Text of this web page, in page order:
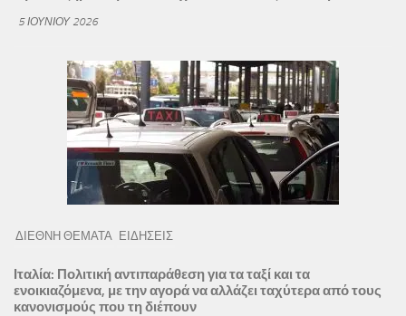
5 ΙΟΥΝΊΟΥ 2026
ΔΙΕΘΝΗ ΘΕΜΑΤΑ ΕΙΔΗΣΕΙΣ
Ιταλία: Πολιτική αντιπαράθεση για τα ταξί και τα
ενοικιαζόμενα, με την αγορά να αλλάζει ταχύτερα από τους
κανονισμούς που τη διέπουν